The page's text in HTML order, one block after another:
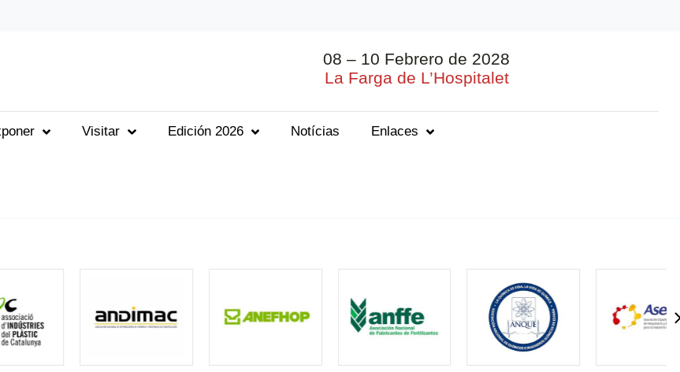
08 – 10 Febrero de 2028
La Farga de L’Hospitalet
Visitar Edición 2026 Notícias Enlaces